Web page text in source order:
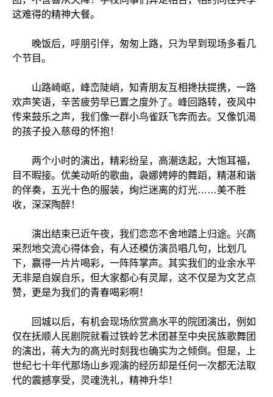
这难得的精神大餐。
晚饭后，呼朋引伴，匆匆上路，只为早到现场多看几
个节目。
山路崎岖，峰峦陡峭，知青朋友互相搀扶提携，一路
欢声笑语，辛苦疲劳早已置之度外了。峰回路转，夜风中
传来鼓乐之声，我们像一群小鸟雀跃飞奔而去。又像饥渴
的孩子投入慈母的怀抱！
两个小时的演出，精彩纷呈，高潮迭起，大饱耳福，
目不暇接。优美动听的歌曲，袅娜娉婷的舞蹈，精湛和谐
的伴奏，五光十色的服装，绚烂迷离的灯光……美不胜
收，深深陶醉！
演出结束已近午夜，我们恋恋不舍地踏上归途。兴高
采烈地交流心得体会，有人还模仿演员唱几句，比划几
下，赢得一片片喝彩，一阵阵掌声。其实我们的业余水平
无非是自娱自乐，但大家都心有灵犀，这不仅是为文艺点
赞，更是为我们的青春喝彩啊！
回城以后，有机会现场欣赏高水平的院团演出，例如
仅在抚顺人民剧院就看过铁岭艺术团甚至中央民族歌舞团
的演出，蒋大为的高光时刻我也确实为之倾倒。但是，上
世纪七十年代那场山乡观演的经历却是任何一次都无法取
代的震撼享受，灵魂洗礼，精神升华！